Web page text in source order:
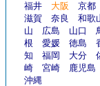
福井
大阪 京都
滋賀
奈良 和歌
山
広島 山口
根
愛媛 徳島
知
福岡 大分
崎
宮崎 鹿児島
沖縄